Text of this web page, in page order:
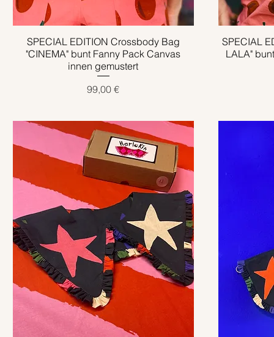
Schnellansicht
SPECIAL EDITION Crossbody Bag
"CINEMA" bunt Fanny Pack Canvas
innen gemustert
Preis
99,00 €
SPECIAL
LALA"